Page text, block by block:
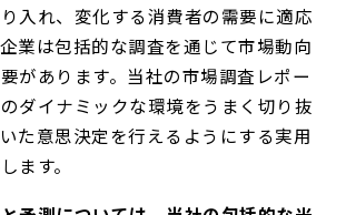
入れ、変化する消費者の需要に適応
業は包括的な調査を通じて市場動向
があります。当社の市場調査レポー
ダイナミックな環境をうまく切り抜
た意思決定を行えるようにする実用
ます。